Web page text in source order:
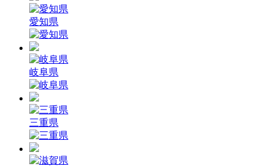
愛知県
岐阜県
三重県